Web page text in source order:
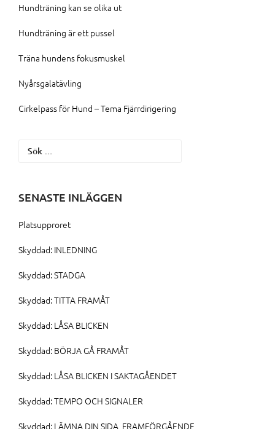
Hundträning kan se olika ut
Hundträning är ett pussel
Träna hundens fokusmuskel
Nyårsgalatävling
Cirkelpass för Hund – Tema Fjärrdirigering
Sök
SENASTE INLÄGGEN
Platsupproret
Skyddad: INLEDNING
Skyddad: STADGA
Skyddad: TITTA FRAMÅT
Skyddad: LÅSA BLICKEN
Skyddad: BÖRJA GÅ FRAMÅT
Skyddad: LÅSA BLICKEN I SAKTAGÅENDET
Skyddad: TEMPO OCH SIGNALER
Skyddad: LÄMNA DIN SIDA, FRAMFÖRGÅENDE